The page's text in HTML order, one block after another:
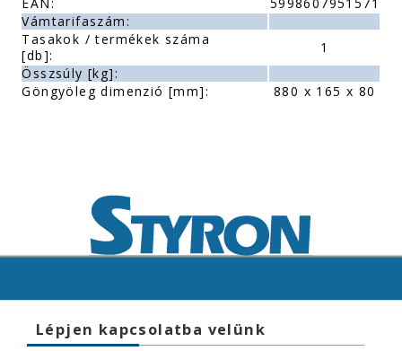
Vámtarifaszám:
Tasakok / termékek száma
[db]:
1
Összsúly [kg]:
Göngyöleg dimenzió [mm]:
880 x 165 x 80
Lépjen kapcsolatba velünk